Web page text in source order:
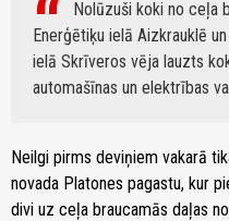
Nolūzuši koki no ceļa
Enerģētiķu ielā Aizkrauklē
ielā Skrīveros vēja lauzts
automašīnas un elektrības
Neilgi pirms deviņiem vakarā
novada Platones pagastu, kur
divi uz ceļa braucamās daļas